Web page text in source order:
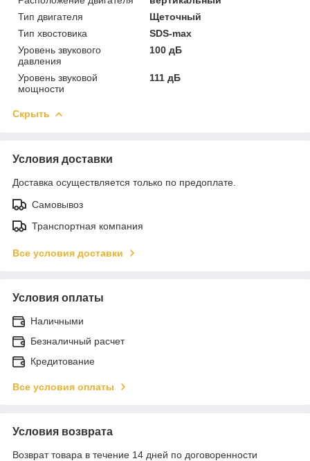
Тип двигателя
Щеточный
Тип хвостовика
SDS-max
Уровень звукового
давления
100 дБ
Уровень звуковой
мощности
111 дБ
Скрыть
Условия доставки
Доставка осуществляется только по предоплате.
Самовывоз
Транспортная компания
Все условия доставки
Условия оплаты
Наличными
Безналичный расчет
Кредитование
Все условия оплаты
Условия возврата
Возврат товара в течение 14 дней по договоренности